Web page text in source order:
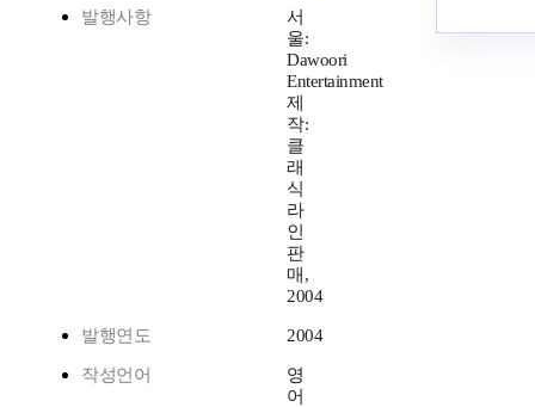
발행사항
서
울:
Dawoori
Entertainment
제
작:
클
래
식
라
인
판
매,
2004
발행연도 2004
작성언어
영
어